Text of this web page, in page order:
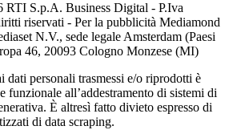
RTI S.p.A. Business Digital - P.Iva
riservati - Per la pubblicità Mediamond
N.V., sede legale Amsterdam (Paesi
46, 20093 Cologno Monzese (MI)
dati personali trasmessi e/o riprodotti è
funzionale all’addestramento di sistemi di
È altresì fatto divieto espresso di
di data scraping.